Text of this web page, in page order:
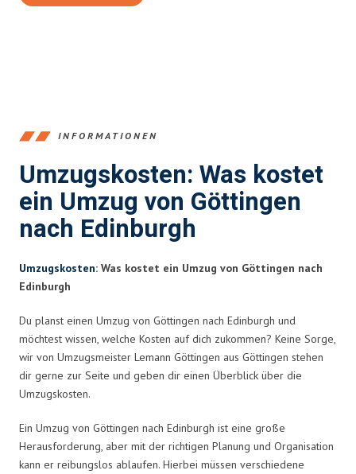
INFORMATIONEN
Umzugskosten: Was kostet
ein Umzug von Göttingen
nach Edinburgh
Umzugskosten: Was kostet ein Umzug von Göttingen nach
Edinburgh
Du planst einen Umzug von Göttingen nach Edinburgh und
möchtest wissen, welche Kosten auf dich zukommen? Keine Sorge,
wir von Umzugsmeister Lemann Göttingen aus Göttingen stehen
dir gerne zur Seite und geben dir einen Überblick über die
Umzugskosten.
Ein Umzug von Göttingen nach Edinburgh ist eine große
Herausforderung, aber mit der richtigen Planung und Organisation
kann er reibungslos ablaufen. Hierbei müssen verschiedene